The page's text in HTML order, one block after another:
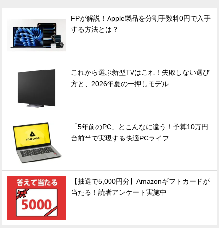
FPが解説！Apple製品を分割手数料0円で入手
する方法とは？
これから選ぶ新型TVはこれ！失敗しない選び
方と、2026年夏の一押しモデル
「5年前のPC」とこんなに違う！予算10万円
台前半で実現する快適PCライフ
【抽選で5,000円分】Amazonギフトカードが
当たる！読者アンケート実施中